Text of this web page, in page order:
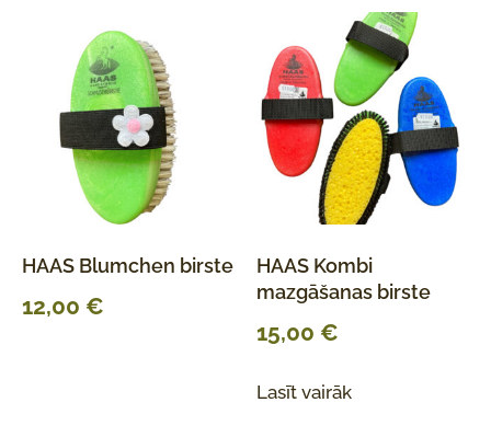
HAAS Blumchen birste
12,00 €
HAAS Kombi
mazgāšanas birste
15,00 €
Lasīt vairāk